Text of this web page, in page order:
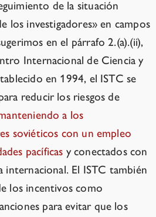
de la situación
los investigadores» en campos
en el párrafo 2.(a).(ii),
Internacional de Ciencia y
en 1994, el ISTC se
reducir los riesgos de
a los
soviéticos con un empleo
pacíficas y conectados con
internacional. El ISTC también
los incentivos como
para evitar que los